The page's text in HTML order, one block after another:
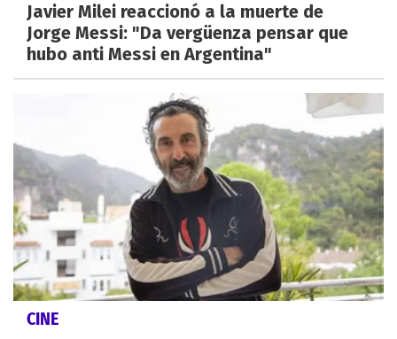
Javier Milei reaccionó a la muerte de
Jorge Messi: "Da vergüenza pensar que
hubo anti Messi en Argentina"
CINE